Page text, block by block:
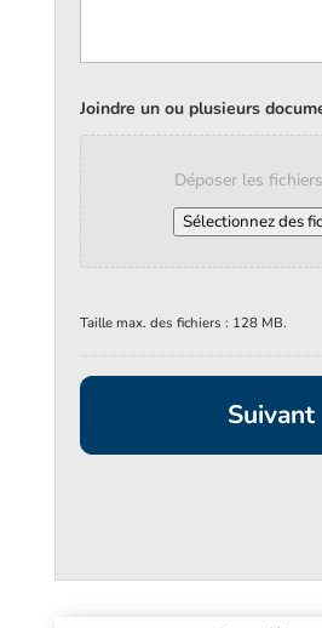
Joindre un ou plusieurs
Déposer les
Sélectionnez des
Taille max. des fichiers : 128 MB.